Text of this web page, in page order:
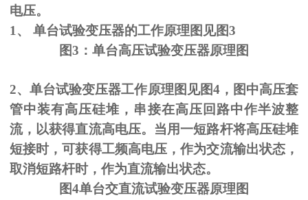
电压。
1、 单台试验变压器的工作原理图见图3
图3 ：单台高压试验变压器原理图
2、单台试验变压器工作原理图见图4 ，图中高压套
管中装有高压硅堆，串接在高压回路中作半波整
流，以获得直流高电压。当用一短路杆将高压硅堆
短接时，可获得工频高电压，作为交流输出状态，
取消短路杆时，作为直流输出状态。
图4单台交直流试验变压器原理图